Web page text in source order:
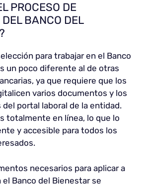
PROCESO DE
BANCO DEL
para trabajar en el Banco
un poco diferente al de otras
ya que requiere que los
varios documentos y los
portal laboral de la entidad.
totalmente en línea, lo que lo
y accesible para todos los
necesarios para aplicar a
el Banco del Bienestar se